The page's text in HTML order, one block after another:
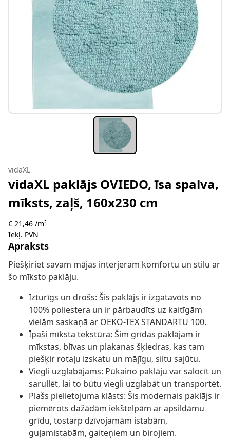
vidaXL
vidaXL paklājs OVIEDO, īsa spalva,
mīksts, zaļš, 160x230 cm
€ 21,46 /m²
Iekļ. PVN
Apraksts
Piešķiriet savam mājas interjeram komfortu un stilu ar
šo mīksto paklāju.
Izturīgs un drošs: Šis paklājs ir izgatavots no
100% poliestera un ir pārbaudīts uz kaitīgām
vielām saskaņā ar OEKO-TEX STANDARTU 100.
Īpaši mīksta tekstūra: Šim grīdas paklājam ir
mīkstas, blīvas un plakanas šķiedras, kas tam
piešķir rotaļu izskatu un mājīgu, siltu sajūtu.
Viegli uzglabājams: Pūkaino paklāju var salocīt un
sarullēt, lai to būtu viegli uzglabāt un transportēt.
Plašs pielietojuma klāsts: Šis modernais paklājs ir
piemērots dažādām iekštelpām ar apsildāmu
grīdu, tostarp dzīvojamām istabām,
guļamistabām, gaiteņiem un birojiem.